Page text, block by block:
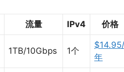
流量 IPv4 价格
1TB/10Gbps 1个
$14.95/
年